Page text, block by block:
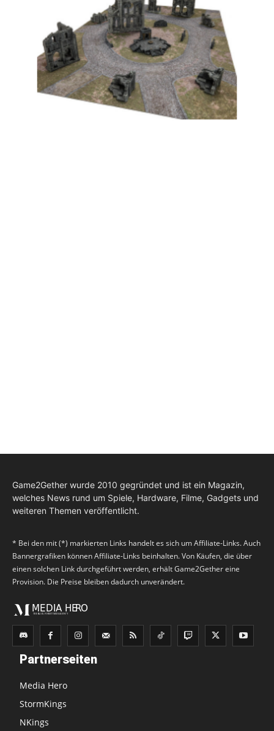
Game2Gether wurde 2010 gegründet und ist ein Magazin,
welches News rund um Spiele, Hardware, Filme, Gadgets und
weiteren Themen veröffentlicht.
* Bei den mit (*) markierten Links handelt es sich um Affiliate-Links. Auch
Bannergrafiken können Affiliate-Links beinhalten. Von Käufen, die über
einen solchen Link durchgeführt werden, erhält Game2Gether eine
Provision. Die Preise bleiben dadurch unverändert.
Partnerseiten
Media Hero
StormKings
NKings